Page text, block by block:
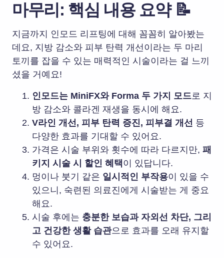
마무리: 핵심 내용 요약 📝
지금까지 인모드 리프팅에 대해 꼼꼼히 알아봤는
데요, 지방 감소와 피부 탄력 개선이라는 두 마리
토끼를 잡을 수 있는 매력적인 시술이라는 걸 느끼
셨을 거예요!
인모드는 MiniFX와 Forma 두 가지 모드로 지
방 감소와 콜라겐 재생을 동시에 해요.
V라인 개선, 피부 탄력 증진, 피부결 개선 등
다양한 효과를 기대할 수 있어요.
가격은 시술 부위와 횟수에 따라 다르지만, 패
키지 시술 시 할인 혜택이 있답니다.
멍이나 붓기 같은 일시적인 부작용이 있을 수
있으니, 숙련된 의료진에게 시술받는 게 중요
해요.
시술 후에는 충분한 보습과 자외선 차단, 그리
고 건강한 생활 습관으로 효과를 오래 유지할
수 있어요.